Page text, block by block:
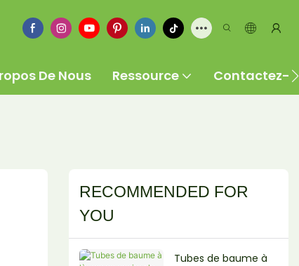
De Nous Ressource Contactez-
RECOMMENDED FOR
YOU
Tubes de baume à